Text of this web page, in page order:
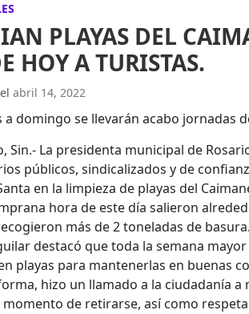
PLAYAS DEL
HOY A TURISTAS.
abril 14, 2022
a domingo se llevarán acabo jornadas
Sin.- La presidenta municipal de
públicos, sindicalizados y de
en la limpieza de playas del
hora de este día salieron
más de 2 toneladas de basura.
destacó que toda la semana
playas para mantenerlas en buenas
hizo un llamado a la ciudadanía
momento de retirarse, así como